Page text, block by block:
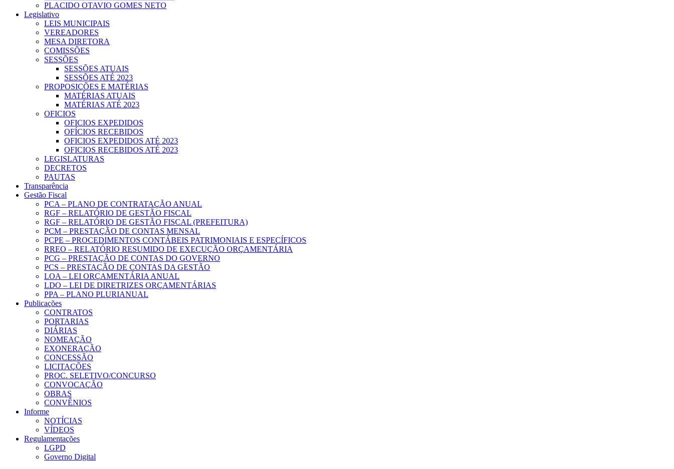
PLACIDO OTAVIO GOMES NETO
Legislativo
LEIS MUNICIPAIS
VEREADORES
MESA DIRETORA
COMISSÕES
SESSÕES
SESSÕES ATUAIS
SESSÕES ATÉ 2023
PROPOSIÇÕES E MATÉRIAS
MATÉRIAS ATUAIS
MATÉRIAS ATÉ 2023
OFICIOS
OFICIOS EXPEDIDOS
OFÍCIOS RECEBIDOS
OFICIOS EXPEDIDOS ATÉ 2023
OFICIOS RECEBIDOS ATÉ 2023
LEGISLATURAS
DECRETOS
PAUTAS
Transparência
Gestão Fiscal
PCA – PLANO DE CONTRATAÇÃO ANUAL
RGF – RELATÓRIO DE GESTÃO FISCAL
RGF – RELATÓRIO DE GESTÃO FISCAL (PREFEITURA)
PCM – PRESTAÇÃO DE CONTAS MENSAL
PCPE – PROCEDIMENTOS CONTÁBEIS PATRIMONIAIS E ESPECÍFICOS
RREO – RELATÓRIO RESUMIDO DE EXECUÇÃO ORÇAMENTÁRIA
PCG – PRESTAÇÃO DE CONTAS DO GOVERNO
PCS – PRESTAÇÃO DE CONTAS DA GESTÃO
LOA – LEI ORÇAMENTÁRIA ANUAL
LDO – LEI DE DIRETRIZES ORÇAMENTÁRIAS
PPA – PLANO PLURIANUAL
Publicações
CONTRATOS
PORTARIAS
DIÁRIAS
NOMEAÇÃO
EXONERAÇÃO
CONCESSÃO
LICITAÇÕES
PROC. SELETIVO/CONCURSO
CONVOCAÇÃO
OBRAS
CONVÊNIOS
Informe
NOTÍCIAS
VÍDEOS
Regulamentações
LGPD
Governo Digital